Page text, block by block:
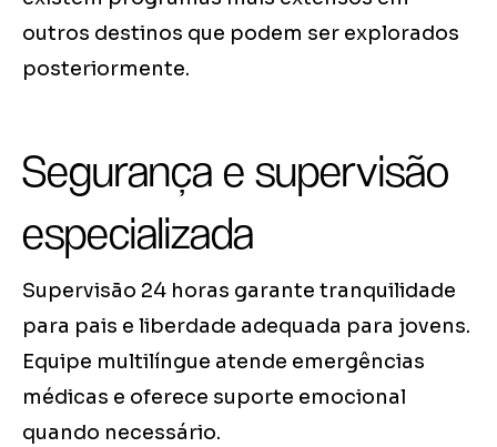
outros destinos que podem ser explorados
posteriormente.
Segurança e supervisão
especializada
Supervisão 24 horas garante tranquilidade
para pais e liberdade adequada para jovens.
Equipe multilíngue atende emergências
médicas e oferece suporte emocional
quando necessário.